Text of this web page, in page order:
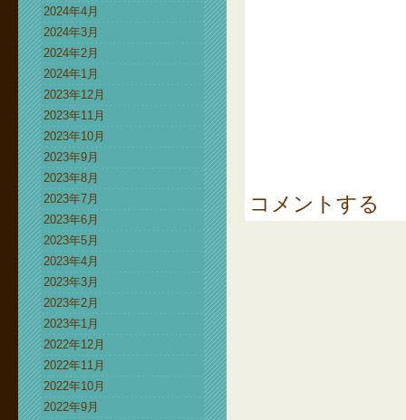
2024年4月
2024年3月
2024年2月
2024年1月
2023年12月
2023年11月
2023年10月
2023年9月
2023年8月
2023年7月
2023年6月
2023年5月
2023年4月
2023年3月
2023年2月
2023年1月
2022年12月
2022年11月
2022年10月
2022年9月
コメントする